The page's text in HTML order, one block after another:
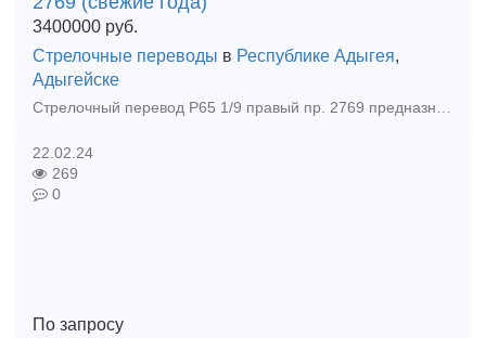
3400000 руб.
Стрелочные переводы в Республике Адыгея,
Адыгейске
Стрелочный перевод Р65 1/9 правый пр. 2769 предназначен для перевода подвижного состава с одного железнодорожного пути на другой под углом 1/9 вправо. Используется на станциях, в парках и на участках
22.02.24
269
0
По запросу